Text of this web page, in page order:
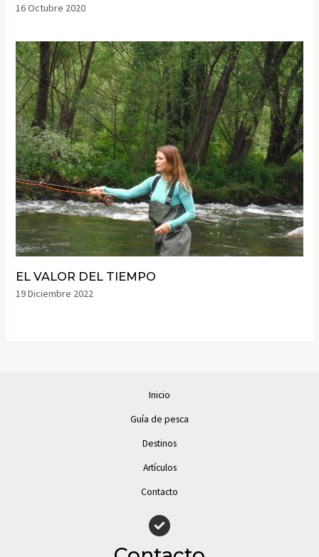
16 Octubre 2020
EL VALOR DEL TIEMPO
19 Diciembre 2022
Inicio
Guía de pesca
Destinos
Artículos
Contacto